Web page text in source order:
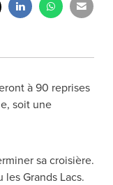
à 90 reprises
soit une
sa croisière.
les Grands Lacs.